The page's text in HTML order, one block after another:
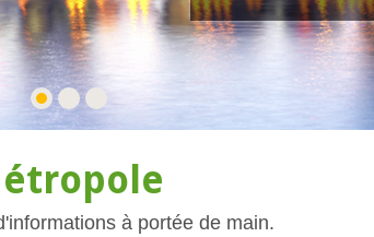
à portée de main.